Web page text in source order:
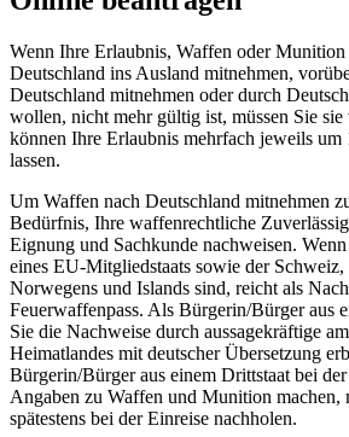
Wenn Ihre Erlaubnis, Waffen oder Munition
Deutschland ins Ausland mitnehmen,
Deutschland mitnehmen oder durch
wollen, nicht mehr gültig ist, müssen Sie sie
können Ihre Erlaubnis mehrfach jeweils um
lassen.
Um Waffen nach Deutschland mitnehmen
Bedürfnis, Ihre waffenrechtliche
Eignung und Sachkunde nachweisen.
eines EU-Mitgliedstaats sowie der Schweiz,
Norwegens und Islands sind, reicht als
Feuerwaffenpass. Als Bürgerin/Bürger aus
Sie die Nachweise durch aussagekräftige
Heimatlandes mit deutscher Übersetzung
Bürgerin/Bürger aus einem Drittstaat bei
Angaben zu Waffen und Munition machen,
spätestens bei der Einreise nachholen.